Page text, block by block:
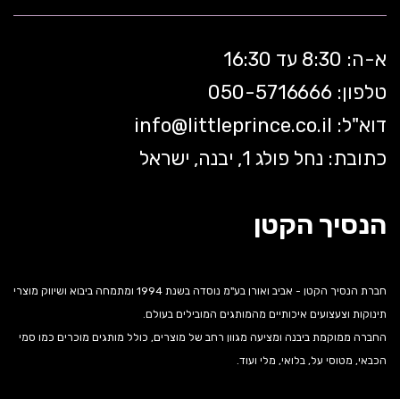
א-ה: 8:30 עד 16:30
טלפון: 050-5 716666
דוא"ל:
info@littleprince.co.il
כתובת: נחל פולג 1, יבנה, ישראל
הנסיך הקטן
חברת הנסיך הקטן - אביב ואורן בע"מ נוסדה בשנת 1994 ומתמחה ביבוא ושיווק מוצרי
תינוקות וצעצועים איכותיים מהמותגים המובילים בעולם.
החברה ממוקמת ביבנה ומציעה מגוון רחב של מוצרים, כולל מותגים מוכרים כמו סמי
הכבאי, מטוסי על, בלואי, מלי ועוד.